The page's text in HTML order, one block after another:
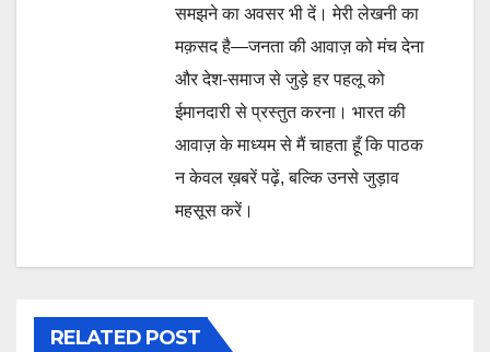
समझने का अवसर भी दें। मेरी लेखनी का
मक़सद है—जनता की आवाज़ को मंच देना
और देश-समाज से जुड़े हर पहलू को
ईमानदारी से प्रस्तुत करना। भारत की
आवाज़ के माध्यम से मैं चाहता हूँ कि पाठक
न केवल ख़बरें पढ़ें, बल्कि उनसे जुड़ाव
महसूस करें।
RELATED POST